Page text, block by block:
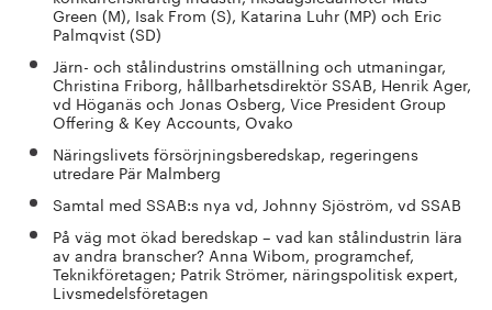
Green (M), Isak From (S), Katarina Luhr (MP) och Eric
Palmqvist (SD)
Järn- och stålindustrins omställning och utmaningar,
Christina Friborg, hållbarhetsdirektör SSAB, Henrik Ager,
vd Höganäs och Jonas Osberg, Vice President Group
Offering & Key Accounts, Ovako
Näringslivets försörjningsberedskap, regeringens
utredare Pär Malmberg
Samtal med SSAB:s nya vd, Johnny Sjöström, vd SSAB
På väg mot ökad beredskap – vad kan stålindustrin lära
av andra branscher? Anna Wibom, programchef,
Teknikföretagen; Patrik Strömer, näringspolitisk expert,
Livsmedelsföretagen